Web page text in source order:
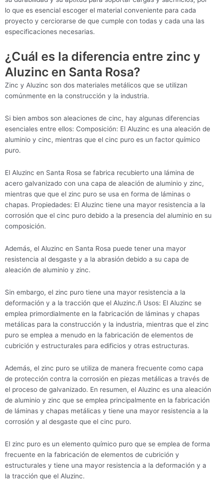
lo que es esencial escoger el material conveniente para cada
proyecto y cerciorarse de que cumple con todas y cada una las
especificaciones necesarias.
¿Cuál es la diferencia entre zinc y
Aluzinc en Santa Rosa?
Zinc y Aluzinc son dos materiales metálicos que se utilizan
comúnmente en la construcción y la industria.
Si bien ambos son aleaciones de cinc, hay algunas diferencias
esenciales entre ellos: Composición: El Aluzinc es una aleación de
aluminio y cinc, mientras que el cinc puro es un factor químico
puro.
El Aluzinc en Santa Rosa se fabrica recubierto una lámina de
acero galvanizado con una capa de aleación de aluminio y zinc,
mientras que que el zinc puro se usa en forma de láminas o
chapas. Propiedades: El Aluzinc tiene una mayor resistencia a la
corrosión que el cinc puro debido a la presencia del aluminio en su
composición.
Además, el Aluzinc en Santa Rosa puede tener una mayor
resistencia al desgaste y a la abrasión debido a su capa de
aleación de aluminio y zinc.
Sin embargo, el zinc puro tiene una mayor resistencia a la
deformación y a la tracción que el Aluzinc.ñ Usos: El Aluzinc se
emplea primordialmente en la fabricación de láminas y chapas
metálicas para la construcción y la industria, mientras que el zinc
puro se emplea a menudo en la fabricación de elementos de
cubrición y estructurales para edificios y otras estructuras.
Además, el zinc puro se utiliza de manera frecuente como capa
de protección contra la corrosión en piezas metálicas a través de
el proceso de galvanizado. En resumen, el Aluzinc es una aleación
de aluminio y zinc que se emplea principalmente en la fabricación
de láminas y chapas metálicas y tiene una mayor resistencia a la
corrosión y al desgaste que el cinc puro.
El zinc puro es un elemento químico puro que se emplea de forma
frecuente en la fabricación de elementos de cubrición y
estructurales y tiene una mayor resistencia a la deformación y a
la tracción que el Aluzinc.